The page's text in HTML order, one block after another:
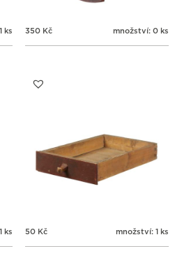
ks 350 Kč množství: 0 ks
ks 50 Kč množství: 1 ks